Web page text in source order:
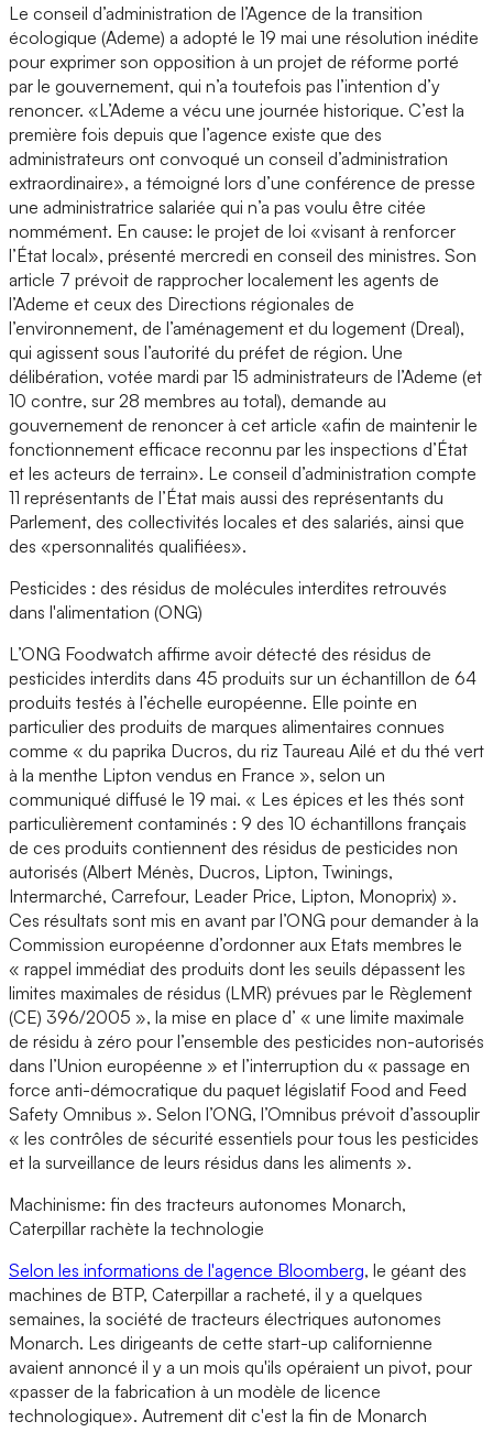
Le conseil d’administration de l’Agence de la transition
écologique (Ademe) a adopté le 19 mai une résolution inédite
pour exprimer son opposition à un projet de réforme porté
par le gouvernement, qui n’a toutefois pas l’intention d’y
renoncer. «L’Ademe a vécu une journée historique. C’est la
première fois depuis que l’agence existe que des
administrateurs ont convoqué un conseil d’administration
extraordinaire», a témoigné lors d’une conférence de presse
une administratrice salariée qui n’a pas voulu être citée
nommément. En cause: le projet de loi «visant à renforcer
l’État local», présenté mercredi en conseil des ministres. Son
article 7 prévoit de rapprocher localement les agents de
l’Ademe et ceux des Directions régionales de
l’environnement, de l’aménagement et du logement (Dreal),
qui agissent sous l’autorité du préfet de région. Une
délibération, votée mardi par 15 administrateurs de l’Ademe (et
10 contre, sur 28 membres au total), demande au
gouvernement de renoncer à cet article «afin de maintenir le
fonctionnement efficace reconnu par les inspections d’État
et les acteurs de terrain». Le conseil d’administration compte
11 représentants de l’État mais aussi des représentants du
Parlement, des collectivités locales et des salariés, ainsi que
des «personnalités qualifiées».
Pesticides : des résidus de molécules interdites retrouvés
dans l'alimentation (ONG)
L’ONG Foodwatch affirme avoir détecté des résidus de
pesticides interdits dans 45 produits sur un échantillon de 64
produits testés à l’échelle européenne. Elle pointe en
particulier des produits de marques alimentaires connues
comme « du paprika Ducros, du riz Taureau Ailé et du thé vert
à la menthe Lipton vendus en France », selon un
communiqué diffusé le 19 mai. « Les épices et les thés sont
particulièrement contaminés : 9 des 10 échantillons français
de ces produits contiennent des résidus de pesticides non
autorisés (Albert Ménès, Ducros, Lipton, Twinings,
Intermarché, Carrefour, Leader Price, Lipton, Monoprix) ».
Ces résultats sont mis en avant par l’ONG pour demander à la
Commission européenne d’ordonner aux Etats membres le
« rappel immédiat des produits dont les seuils dépassent les
limites maximales de résidus (LMR) prévues par le Règlement
(CE) 396/2005 », la mise en place d’ « une limite maximale
de résidu à zéro pour l’ensemble des pesticides non-autorisés
dans l’Union européenne » et l’interruption du « passage en
force anti-démocratique du paquet législatif Food and Feed
Safety Omnibus ». Selon l’ONG, l’Omnibus prévoit d’assouplir
« les contrôles de sécurité essentiels pour tous les pesticides
et la surveillance de leurs résidus dans les aliments ».
Machinisme: fin des tracteurs autonomes Monarch,
Caterpillar rachète la technologie
Selon les informations de l'agence Bloomberg, le géant des
machines de BTP, Caterpillar a racheté, il y a quelques
semaines, la société de tracteurs électriques autonomes
Monarch. Les dirigeants de cette start-up californienne
avaient annoncé il y a un mois qu'ils opéraient un pivot, pour
«passer de la fabrication à un modèle de licence
technologique». Autrement dit c'est la fin de Monarch